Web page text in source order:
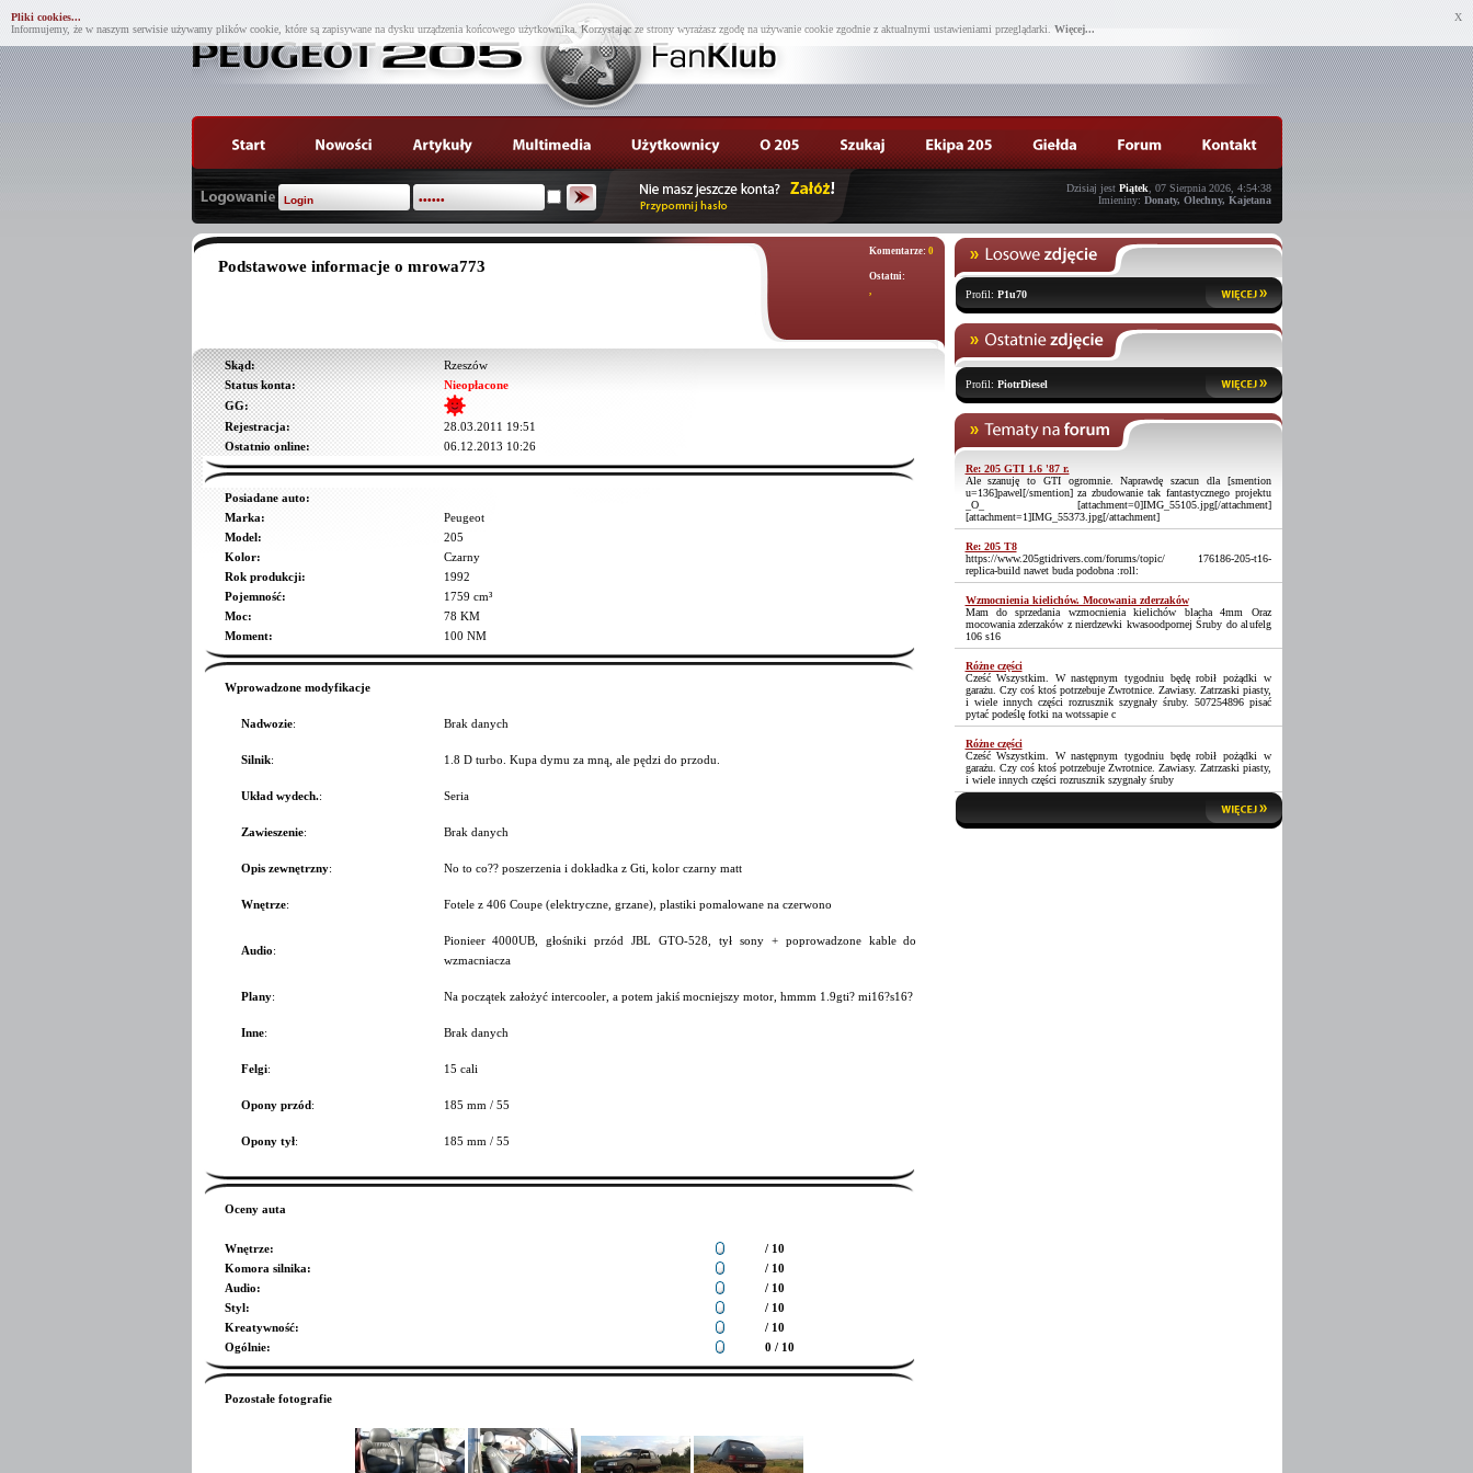
X
Pliki cookies...
Informujemy, że w naszym serwisie używamy plików cookie, które są zapisywane na dysku urządzenia końcowego użytkownika. Korzystając ze strony wyrażasz zgodę na używanie cookie zgodnie z aktualnymi ustawieniami przeglądarki. Więcej...
Dzisiaj jest Piątek , 07 Sierpnia 2026, 4:54:38
Imieniny: Donaty, Olechny, Kajetana
Podstawowe informacje o mrowa773
Komentarze: 0
Ostatni:
,
Skąd:
Rzeszów
Status konta:
Nieopłacone
GG:
Rejestracja:
28.03.2011 19:51
Ostatnio online:
06.12.2013 10:26
Posiadane auto:
Marka:
Peugeot
Model:
205
Kolor:
Czarny
Rok produkcji:
1992
Pojemność:
1759 cm³
Moc:
78 KM
Moment:
100 NM
Wprowadzone modyfikacje
Nadwozie: Brak danych
Silnik: 1.8 D turbo. Kupa dymu za mną, ale pędzi do przodu.
Układ wydech.: Seria
Zawieszenie: Brak danych
Opis zewnętrzny: No to co?? poszerzenia i dokładka z Gti, kolor czarny matt
Wnętrze: Fotele z 406 Coupe (elektryczne, grzane), plastiki pomalowane na czerwono
Audio:
Pionieer 4000UB, głośniki przód JBL GTO-528, tył sony + poprowadzone kable do
wzmacniacza
Plany: Na początek założyć intercooler, a potem jakiś mocniejszy motor, hmmm 1.9gti? mi16?s16?
Inne: Brak danych
Felgi: 15 cali
Opony przód: 185 mm / 55
Opony tył: 185 mm / 55
Oceny auta
Wnętrze:
/ 10
Komora silnika:
/ 10
Audio:
/ 10
Styl:
/ 10
Kreatywność:
/ 10
Ogólnie: 0 / 10
Pozostałe fotografie
Profil: P1u70
Profil: PiotrDiesel
Re: 205 GTI 1.6 '87 r.
Ale szanuję to GTI ogromnie. Naprawdę szacun dla [smention
u=136]pawel[/smention] za zbudowanie tak fantastycznego projektu
_O_ [attachment=0]IMG_55105.jpg[/attachment]
[attachment=1]IMG_55373.jpg[/attachment]
Re: 205 T8
https://www.205gtidrivers.com/forums/topic/ 176186-205-t16-
replica-build nawet buda podobna :roll:
Wzmocnienia kielichów. Mocowania zderzaków
Mam do sprzedania wzmocnienia kielichów blacha 4mm Oraz
mocowania zderzaków z nierdzewki kwasoodpornej Śruby do alufelg
106 s16
Różne części
Cześć Wszystkim. W następnym tygodniu będę robił pożądki w
garażu. Czy coś ktoś potrzebuje Zwrotnice. Zawiasy. Zatrzaski piasty,
i wiele innych części rozrusznik szygnały śruby. 507254896 pisać
pytać podeślę fotki na wotssapie c
Różne części
Cześć Wszystkim. W następnym tygodniu będę robił pożądki w
garażu. Czy coś ktoś potrzebuje Zwrotnice. Zawiasy. Zatrzaski piasty,
i wiele innych części rozrusznik szygnały śruby